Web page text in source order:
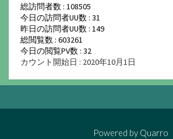
総訪問者数 : 108505
今日の訪問者UU数 : 31
昨日の訪問者UU数 : 149
総閲覧数 : 603261
今日の閲覧PV数 : 32
カウント開始日 : 2020年10月1日
Powered by Quarro